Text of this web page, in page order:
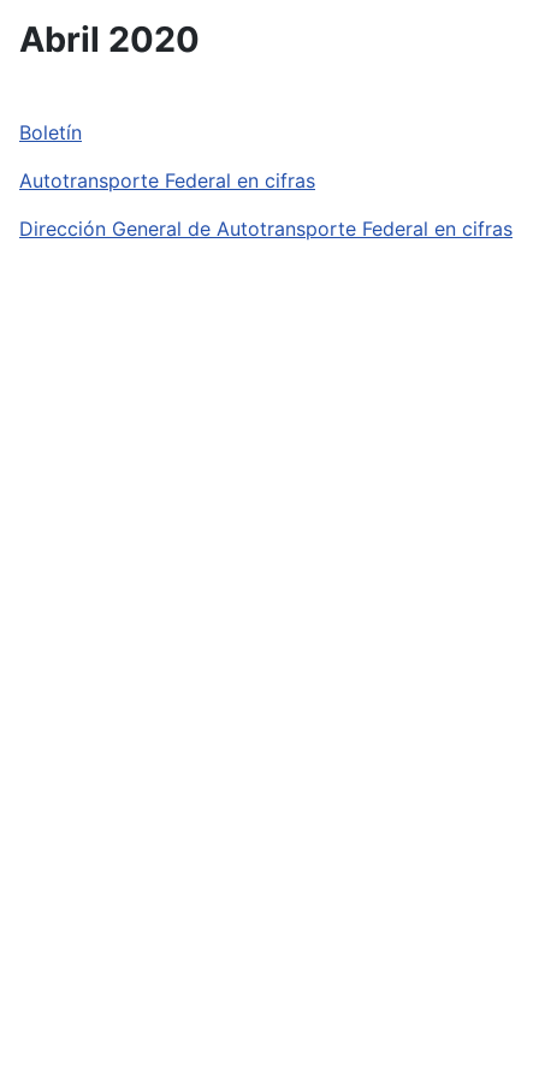
Abril 2020
Boletín
Autotransporte Federal en cifras
Dirección General de Autotransporte Federal en cifras